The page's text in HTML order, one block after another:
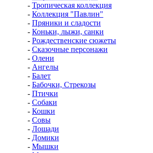
- Тропическая коллекция
- Коллекция "Павлин"
- Пряники и сладости
- Коньки, лыжи, санки
- Рождественские сюжеты
- Сказочные персонажи
- Олени
- Ангелы
- Балет
- Бабочки, Стрекозы
- Птички
- Собаки
- Кошки
- Совы
- Лошади
- Домики
- Мышки